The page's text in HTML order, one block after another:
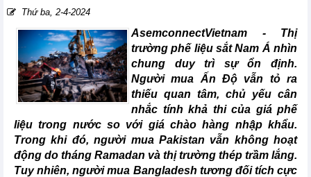
Thứ ba, 2-4-2024
AsemconnectVietnam - Thị
trường phế liệu sắt Nam Á nhìn
chung duy trì sự ổn định.
Người mua Ấn Độ vẫn tỏ ra
thiếu quan tâm, chủ yếu cân
nhắc tính khả thi của giá phế
liệu trong nước so với giá chào hàng nhập khẩu.
Trong khi đó, người mua Pakistan vẫn không hoạt
động do tháng Ramadan và thị trường thép trầm lắng.
Tuy nhiên, người mua Bangladesh tương đối tích cực